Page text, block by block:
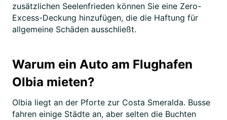
zusätzlichen Seelenfrieden können Sie eine Zero-
Excess-Deckung hinzufügen, die die Haftung für
allgemeine Schäden ausschließt.
Warum ein Auto am Flughafen
Olbia mieten?
Olbia liegt an der Pforte zur Costa Smeralda. Busse
fahren einige Städte an, aber selten die Buchten